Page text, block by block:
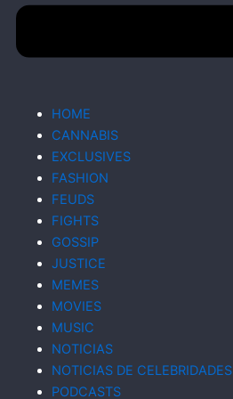
HOME
CANNABIS
EXCLUSIVES
FASHION
FEUDS
FIGHTS
GOSSIP
JUSTICE
MEMES
MOVIES
MUSIC
NOTICIAS
NOTICIAS DE CELEBRIDADES
PODCASTS